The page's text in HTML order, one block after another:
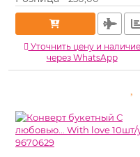
Уточнить цену и наличие
через WhatsApp